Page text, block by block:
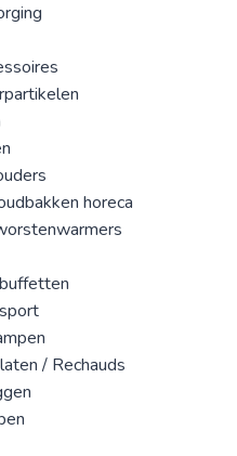
horeca
/ Rechauds